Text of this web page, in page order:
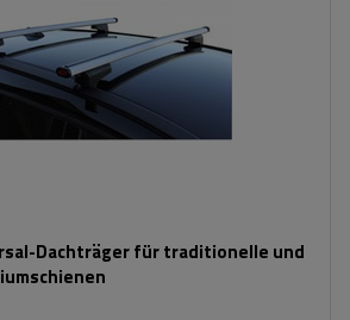
Dachträger für traditionelle und